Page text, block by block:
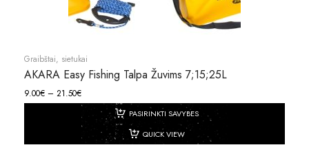
Graibštai, sietukai
AKARA Easy Fishing Talpa Žuvims 7;15;25L
9.00€ – 21.50€
PASIRINKTI SAVYBES
QUICK VIEW